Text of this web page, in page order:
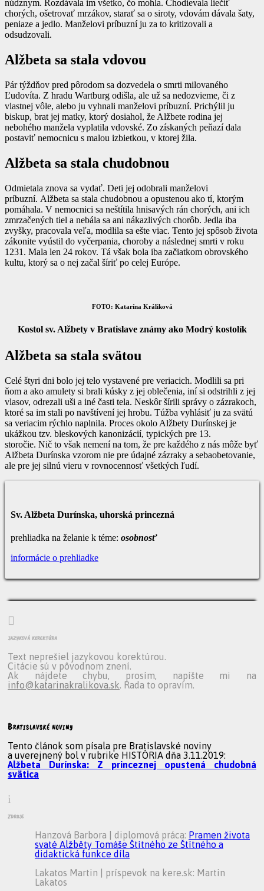
núdz­nym. Rozdávala im všetko, čo mohla. Chodievala liečiť
chorých, ošetrovať mrzákov, starať sa o siroty, vdovám dávala šaty,
peniaze a jedlo. Manželovi príbuzní ju za to kritizovali a
odsudzovali.
Alžbeta sa stala vdovou
Pár týždňov pred pôrodom sa dozvedela o smrti milovaného
Ľudovíta. Z hradu Wartburg odišla, ale už sa nedozvieme, či z
vlastnej vôle, alebo ju vyhnali manželovi príbuzní. Prichýlil ju
biskup, brat jej matky, ktorý dosiahol, že Alžbete rodina jej
nebohého manžela vyplatila vdovské. Zo získaných peňazí dala
postaviť nemocnicu s malou izbietkou, v ktorej žila.
Alžbeta sa stala chudobnou
Odmietala znova sa vydať. Deti jej odobrali manželovi
príbuzní. Alžbeta sa stala chudobnou a opustenou ako tí, ktorým
pomáhala. V nemocnici sa neštítila hnisavých rán chorých, ani ich
zmrzačených tiel a nebála sa ani nákazlivých chorôb. Jedla iba
zvyšky, pracovala veľa, modlila sa ešte viac. Tento jej spôsob života
zákonite vyústil do vyčerpania, choroby a následnej smrti v roku
1231. Mala len 24 rokov. Tá však bola iba začiatkom obrovského
kultu, ktorý sa o nej začal šíriť po celej Európe.
FOTO: Katarína Králiková
Kostol sv. Alžbety v Bratislave známy ako Modrý kostolík
Alžbeta sa stala svätou
Celé štyri dni bolo jej telo vystavené pre veriacich. Modlili sa pri
ňom a ako amulety si brali kúsky z jej oblečenia, iní si odstrihli z jej
vlasov, odrezali uši a iné časti tela. Neskôr šírili správy o zázrakoch,
ktoré sa im stali po navštívení jej hrobu. Túžba vyhlásiť ju za svätú
sa veriacim rýchlo naplnila. Proces okolo Alžbety Durínskej je
ukážkou tzv. bleskových kanonizácií, typických pre 13.
storočie. Nič to však nemení na tom, že pre každého z nás môže byť
Alžbeta Durínska vzorom nie pre údajné zázraky a sebaobetovanie,
ale pre jej silnú vieru v rovnocennosť všetkých ľudí.
Sv. Alžbeta Durínska, uhorská princezná
prehliadka na želanie k téme: osobnosť
informácie o prehliadke

jazyková korektúra
Text neprešiel jazykovou korektúrou.
Citácie sú v pôvodnom znení.
Ak nájdete chybu, prosím, napíšte mi na
info@katarinakralikova.sk. Rada to opravím.
Bratislavské noviny
Tento článok som písala pre Bratislavské noviny
a uverejnený bol v rubrike HISTÓRIA dňa 3.11.2019:
Alžbeta Durínska: Z princeznej opustená chudobná
svätica
i
zdroje
Hanzová Barbora | diplomová práca: Pramen života
svaté Alžběty Tomáše Štítného ze Štítného a
didaktická funkce díla
Lakatos Martin | príspevok na kere.sk: Martin
Lakatos